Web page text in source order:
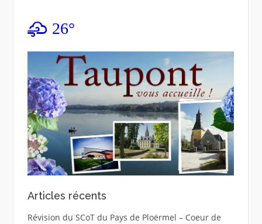
26°
Articles récents
Révision du SCoT du Pays de Ploërmel – Coeur de